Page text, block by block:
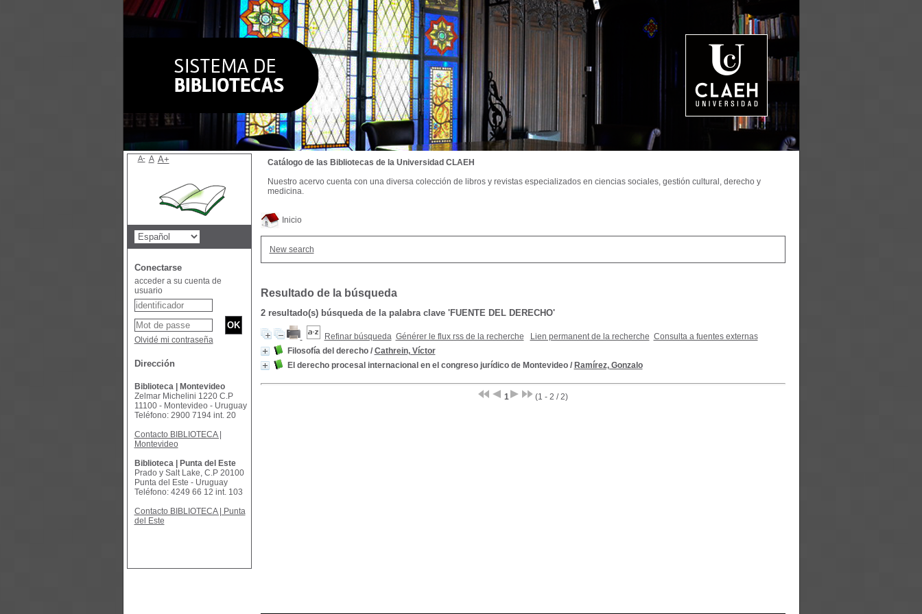
Inicio
New search
Resultado de la búsqueda
2 resultado(s) búsqueda de la palabra clave 'FUENTE DEL DERECHO'
Refinar búsqueda Générer le flux rss de la recherche Lien permanent de la recherche Consulta a fuentes externas
Filosofía del derecho/ Cathrein, Víctor
El derecho procesal internacional en el congreso jurídico de Montevideo/ Ramírez, Gonzalo
1 (1 - 2 / 2)
Catálogo de las Bibliotecas de la Universidad CLAEH
Nuestro acervo cuenta con una diversa colección de libros y revistas especializados en ciencias sociales, gestión cultural, derecho y
medicina.
A- A A+
Conectarse
acceder a su cuenta de
usuario
Olvidé mi contraseña
Dirección
Biblioteca | Montevideo
Zelmar Michelini 1220 C.P
11100 - Montevideo - Uruguay
Teléfono: 2900 7194 int. 20
Contacto BIBLIOTECA |
Montevideo
Biblioteca | Punta del Este
Prado y Salt Lake, C.P 20100
Punta del Este - Uruguay
Teléfono: 4249 66 12 int. 103
Contacto BIBLIOTECA | Punta
del Este